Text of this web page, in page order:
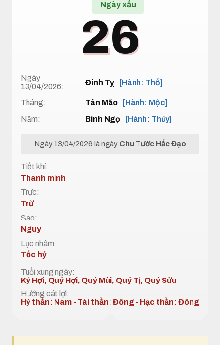
Ngày xấu
26
Ngày
13/04/2026:
Đinh Tỵ [Hành: Thổ]
Tháng: Tân Mão
[Hành: Mộc]
Năm:
Bính Ngọ [Hành: Thủy]
Ngày 13/04/2026 là ngày Chu Tước Hắc Đạo
Tiết khí:
Thanh minh
Trực:
Trừ
Sao:
Nguy
Lục nhâm:
Tốc hỷ
Tuổi xung ngày:
Kỷ Hợi, Quý Hợi, Quý Mùi, Quý Tị, Quý Sửu
Hướng cát lợi:
Hỷ thần: Nam - Tài thần: Đông - Hạc thần: Đông